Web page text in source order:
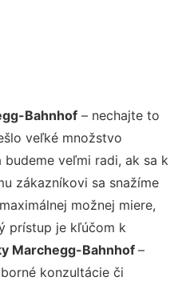
Bahnhof – nechajte to
veľké množstvo
veľmi radi, ak sa k
zákazníkovi sa snažíme
možnej miere,
prístup je kľúčom k
Marchegg-Bahnhof –
konzultácie či